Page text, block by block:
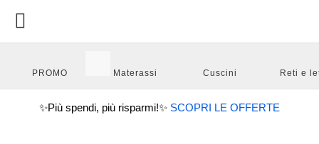
PROMO Materassi Cuscini Reti e
✨Più spendi, più risparmi!✨ SCOPRI LE OFFERTE